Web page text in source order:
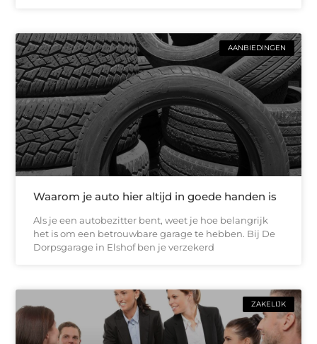
AANBIEDINGEN
Waarom je auto hier altijd in goede handen is
Als je een autobezitter bent, weet je hoe belangrijk
het is om een betrouwbare garage te hebben. Bij De
Dorpsgarage in Elshof ben je verzekerd
ZAKELIJK